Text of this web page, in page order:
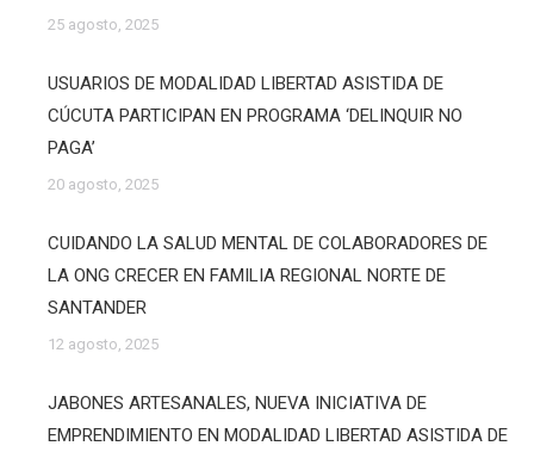
25 agosto, 2025
USUARIOS DE MODALIDAD LIBERTAD ASISTIDA DE
CÚCUTA PARTICIPAN EN PROGRAMA ‘DELINQUIR NO
PAGA’
20 agosto, 2025
CUIDANDO LA SALUD MENTAL DE COLABORADORES DE
LA ONG CRECER EN FAMILIA REGIONAL NORTE DE
SANTANDER
12 agosto, 2025
JABONES ARTESANALES, NUEVA INICIATIVA DE
EMPRENDIMIENTO EN MODALIDAD LIBERTAD ASISTIDA DE